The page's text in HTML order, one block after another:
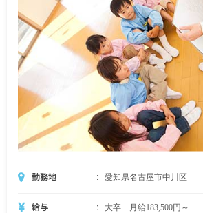
勤務地 愛知県名古屋市中川区
給与
大卒 月給183,500円～